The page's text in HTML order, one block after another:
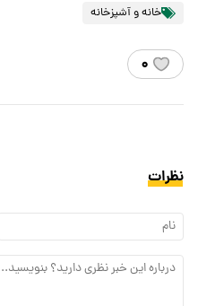
خانه و آشپزخانه
۰
نظرات